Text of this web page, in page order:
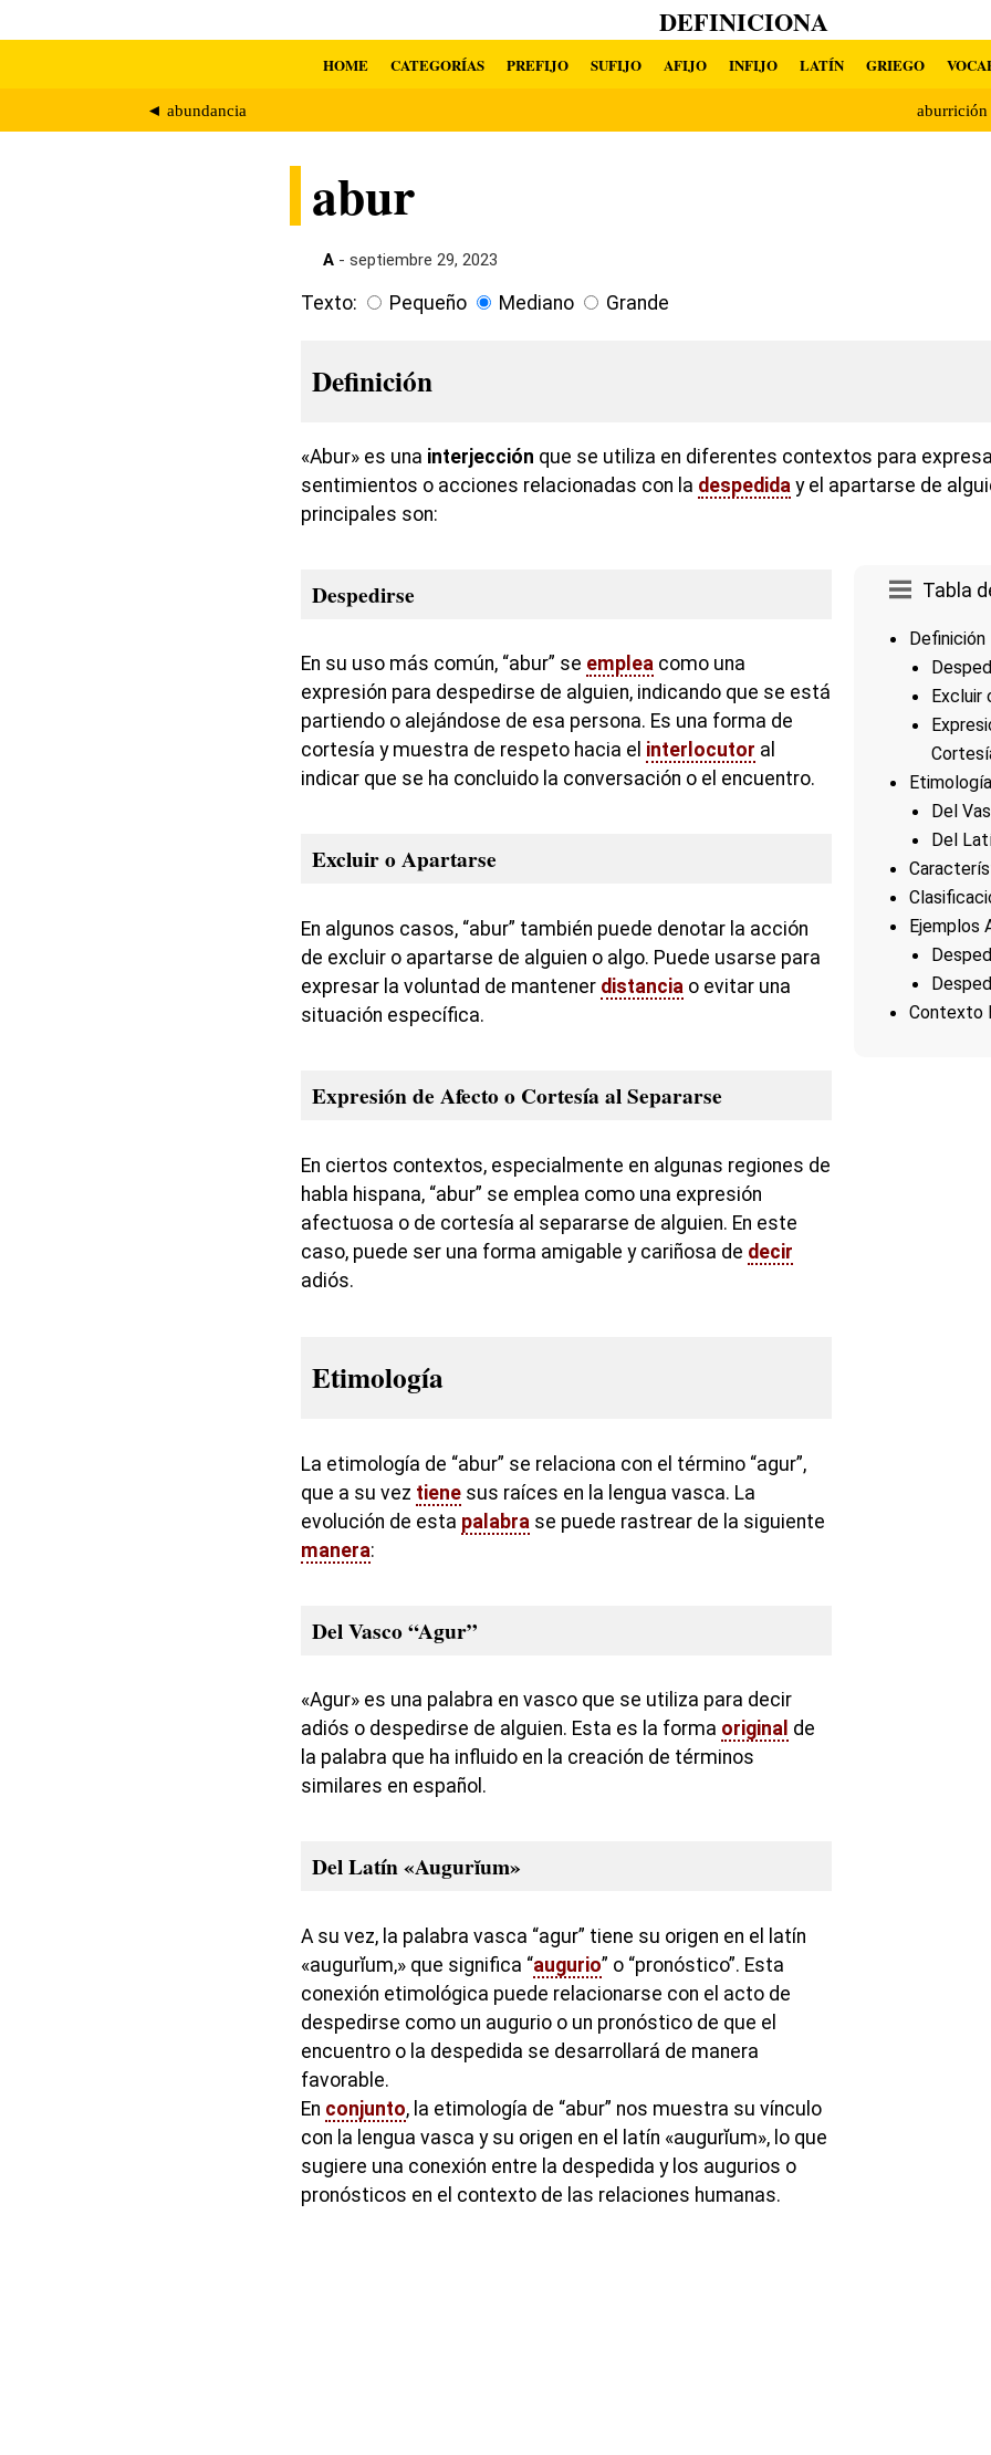
DEFINICIONA
HOME CATEGORÍAS PREFIJO SUFIJO AFIJO INFIJO LATÍN GRIEGO
◄ abundancia
abur
A - septiembre 29, 2023
Texto: Pequeño Mediano Grande
Definición
«Abur» es una interjección que se utiliza en diferentes contextos para
sentimientos o acciones relacionadas con la despedida y el apartarse de
principales son:
Tabla
Definición
Excluir
Etimología
Del
Del
Ejemplos
Contexto
Despedirse
En su uso más común, “abur” se emplea como una
expresión para despedirse de alguien, indicando que se está
partiendo o alejándose de esa persona. Es una forma de
cortesía y muestra de respeto hacia el interlocutor al
indicar que se ha concluido la conversación o el encuentro.
Excluir o Apartarse
En algunos casos, “abur” también puede denotar la acción
de excluir o apartarse de alguien o algo. Puede usarse para
expresar la voluntad de mantener distancia o evitar una
situación específica.
Expresión de Afecto o Cortesía al Separarse
En ciertos contextos, especialmente en algunas regiones de
habla hispana, “abur” se emplea como una expresión
afectuosa o de cortesía al separarse de alguien. En este
caso, puede ser una forma amigable y cariñosa de decir
adiós.
Etimología
La etimología de “abur” se relaciona con el término “agur”,
que a su vez tiene sus raíces en la lengua vasca. La
evolución de esta palabra se puede rastrear de la siguiente
manera:
Del Vasco “Agur”
«Agur» es una palabra en vasco que se utiliza para decir
adiós o despedirse de alguien. Esta es la forma original de
la palabra que ha influido en la creación de términos
similares en español.
Del Latín «Augurĭum»
A su vez, la palabra vasca “agur” tiene su origen en el latín
«augurĭum,» que significa “augurio” o “pronóstico”. Esta
conexión etimológica puede relacionarse con el acto de
despedirse como un augurio o un pronóstico de que el
encuentro o la despedida se desarrollará de manera
favorable.
En conjunto, la etimología de “abur” nos muestra su vínculo
con la lengua vasca y su origen en el latín «augurĭum», lo que
sugiere una conexión entre la despedida y los augurios o
pronósticos en el contexto de las relaciones humanas.